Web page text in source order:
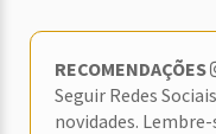
RECOMENDAÇÕES
Seguir Redes
novidades.